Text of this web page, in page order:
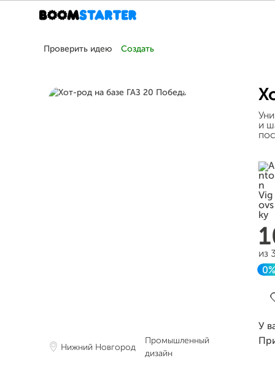
Проверить идею Создать
Нижний Новгород
Промышленный
дизайн
и
из
0%
У